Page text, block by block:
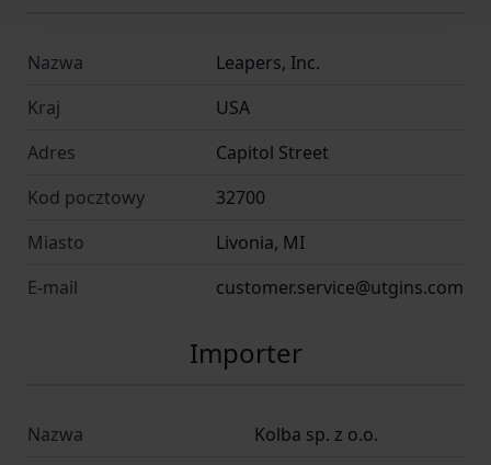
Nazwa
Leapers, Inc.
Kraj
USA
Adres
Capitol Street
Kod pocztowy
32700
Miasto
Livonia, MI
E-mail
customer.service@utgins.com
Importer
Nazwa
Kolba sp. z o.o.